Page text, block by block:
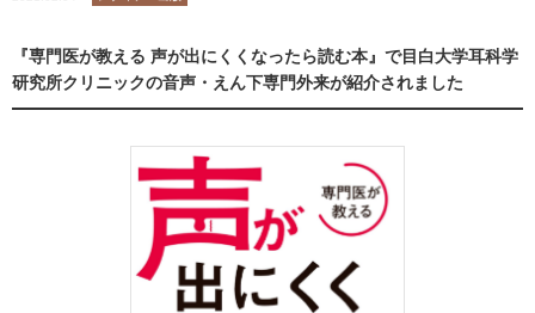
『専門医が教える 声が出にくくなったら読む本』で目白大学耳科学
研究所クリニックの音声・えん下専門外来が紹介されました